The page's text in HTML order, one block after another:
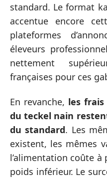
standard. Le format
accentue encore
plateformes
éleveurs
nettement
françaises pour ces
En revanche, les
du teckel nain
du standard. Les
existent, les mêmes
l’alimentation coûte
poids inférieur. Le